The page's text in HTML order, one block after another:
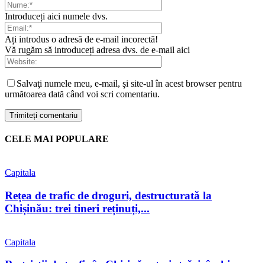
Introduceți aici numele dvs.
Ați introdus o adresă de e-mail incorectă!
Vă rugăm să introduceți adresa dvs. de e-mail aici
Salvaţi numele meu, e-mail, şi site-ul în acest browser pentru
următoarea dată când voi scri comentariu.
CELE MAI POPULARE
Capitala
Rețea de trafic de droguri, destructurată la
Chișinău: trei tineri reținuți,...
Capitala